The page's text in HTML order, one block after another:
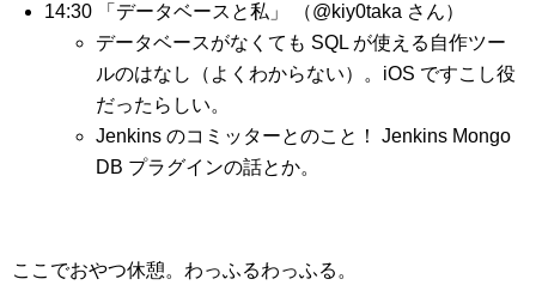
14:30 「データベースと私」 （@kiy0taka さん）
データベースがなくても SQL が使える自作ツー
ルのはなし（よくわからない）。iOS ですこし役
だったらしい。
Jenkins のコミッターとのこと！ Jenkins Mongo
DB プラグインの話とか。
ここでおやつ休憩。わっふるわっふる。